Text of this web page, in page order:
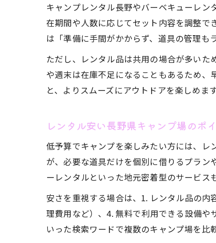
キャンプレンタル長野やバーベキューレ
在期間や人数に応じてセット内容を調整で
は「準備に手間がかからず、道具の管理も
ただし、レンタル品は共用の場合が多いた
や週末は在庫不足になることもあるため
と、よりスムーズにアウトドアを楽しめます
レンタル安い長野県キャンプ場のポ
低予算でキャンプを楽しみたい方には、レ
が、必要な道具だけを個別に借りるプラン
ーレンタルといった地元密着型のサービス
安さを重視する場合は、1. レンタル品の
理費用など）、4. 無料で利用できる設備
いった検索ワードで複数のキャンプ場を比